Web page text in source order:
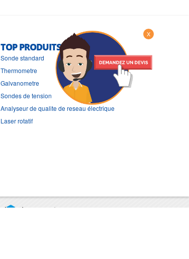
TOP PRODUITS
Sonde standard
Thermometre
Galvanometre
Sondes de tension
Analyseur de qualite de reseau électrique
Laser rotatif
X